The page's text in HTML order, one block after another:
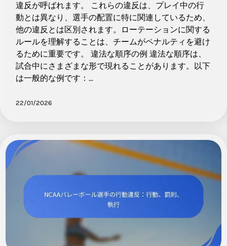
違反が呼ばれます。 これらの違反は、プレイ中の行
動とは異なり、選手の配置に特に関連しているため、
他の違反とは区別されます。ローテーションに関する
ルールを理解することは、チームがペナルティを避け
るために重要です。 違法な順序の例 違法な順序は、
試合中にさまざまな形で現れることがあります。以下
は一般的な例です：…
22/01/2026